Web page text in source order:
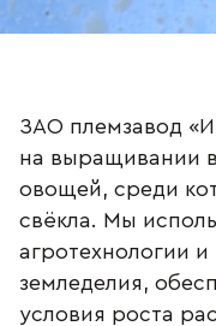
ЗАО племзавод
на выращивании
овощей, среди
свёкла. Мы
агротехнологии
земледелия,
условия роста